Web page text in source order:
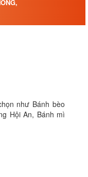
như Bánh bèo
Hội An, Bánh mì